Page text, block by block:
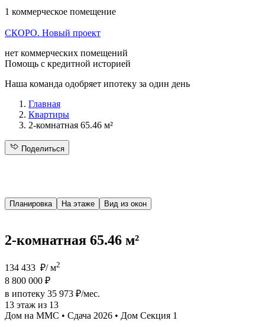
1 коммерческое помещение
СКОРО. Новый проект
нет коммерческих помещений
Помощь с кредитной историей
Наша команда одобряет ипотеку за один день
Главная
Квартиры
2-комнатная 65.46 м²
Поделиться
Планировка На этаже Вид из окон
2-комнатная 65.46 м²
134 433 ₽/ м2
8 800 000 ₽
в ипотеку 35 973 ₽/мес.
13 этаж из 13
Дом на ММС • Сдача 2026 • Дом Секция 1